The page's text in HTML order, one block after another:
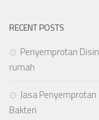
RECENT POSTS
Penyemprotan
rumah
Jasa
Bakteri